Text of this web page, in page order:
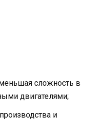
сложность в
двигателями;
и